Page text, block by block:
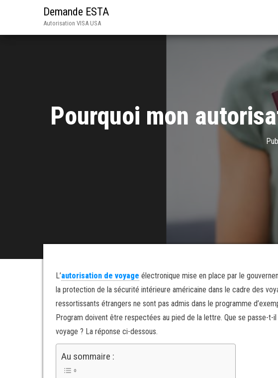
Demande ESTA
Autorisation VISA USA
Pourquoi mon
L’autorisation de voyage électronique mise en place par le
la protection de la sécurité intérieure américaine dans le cadre des
ressortissants étrangers ne sont pas admis dans le programme
Program doivent être respectées au pied de la lettre. Que se passe-
voyage ? La réponse ci-dessous.
Au sommaire :